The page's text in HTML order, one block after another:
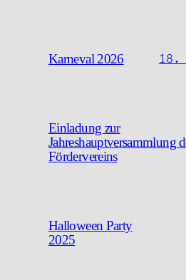
Karneval 2026 18.
Einladung zur
Jahreshauptversammlung
Fördervereins
Halloween Party
2025